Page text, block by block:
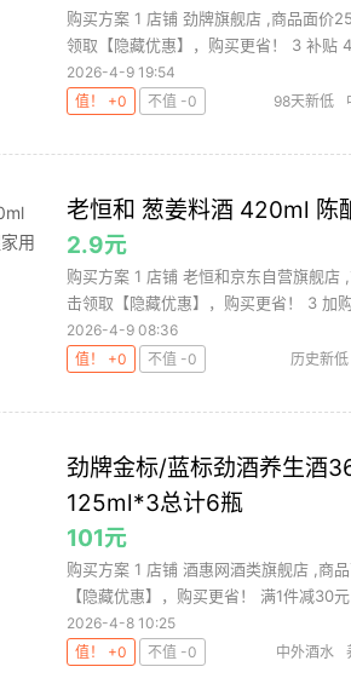
购买方案 1 店铺 劲牌旗舰店 ,商品面价
领取【隐藏优惠】，购买更省！ 3 补贴
2026-4-9 19:54
值！ +0
不值 -0 98天新低
老恒和 葱姜料酒 420ml 陈
2.9元
购买方案 1 店铺 老恒和京东自营旗舰
击领取【隐藏优惠】，购买更省！ 3 加
2026-4-9 08:36
值！ +0
不值 -0 历史新低
劲牌金标/蓝标劲酒养生酒
125ml*3总计6瓶
101元
购买方案 1 店铺 酒惠网酒类旗舰店 ,商
【隐藏优惠】，购买更省！ 满1件减30
2026-4-8 10:25
值！ +0
不值 -0 中外酒水